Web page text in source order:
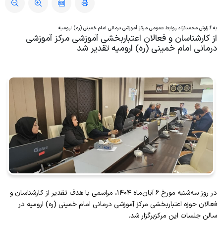
راهنمای مراجعه کنندگان
پیگیری امور بیماران
منشور حقوق بیمار
راهنمای کنترل عفونت
رضایت سنجی گیرندگان خدمت
به گزارش محمدنژاد روابط عمومی مرکز آموزشی درمانی امام خمینی (ره) ارومیه
از کارشناسان و فعالان اعتباربخشی آموزشی مرکز آموزشی
درمانی امام خمینی (ره) ارومیه تقدیر شد
در روز سه‌شنبه مورخ ۶ آبان‌ماه ۱۴۰۴، مراسمی با هدف تقدیر از کارشناسان و
فعالان حوزه اعتباربخشی مرکز آموزشی درمانی امام خمینی (ره) ارومیه در
سالن جلسات این مرکزبرگزار شد.